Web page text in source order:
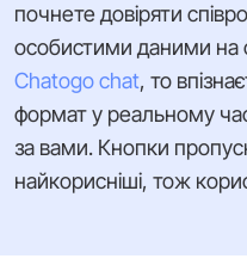
почнете довіряти
особистими даними на
Chatogo chat, то
формат у реальному
за вами. Кнопки
найкорисніші, тож